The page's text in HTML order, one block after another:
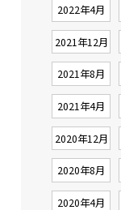
2022年4月
2021年12月
2021年8月
2021年4月
2020年12月
2020年8月
2020年4月